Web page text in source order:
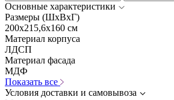
Основные характеристики
Размеры (ШхВхГ)
200x215,6x160 см
Материал корпуса
ЛДСП
Материал фасада
МДФ
Показать все
Условия доставки и самовывоза